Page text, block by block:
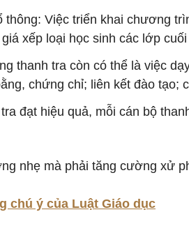
Việc triển khai chương
xếp loại học sinh các lớp
thanh tra còn có thể là việc
chứng chỉ; liên kết đào
đạt hiệu quả, mỗi cán bộ
nhẹ mà phải tăng cường xử
chú ý của Luật Giáo dục